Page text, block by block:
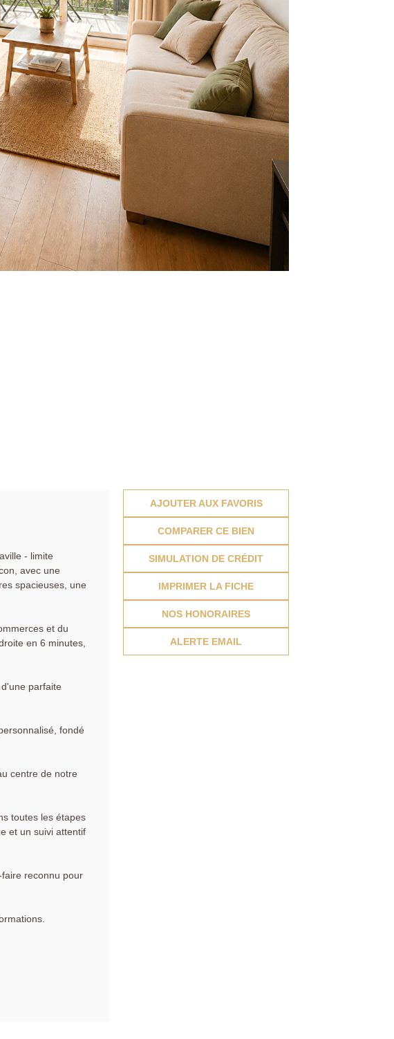
- limite
avec une
spacieuses, une
et du
en 6 minutes,
parfaite
fondé
centre de notre
toutes les étapes
et un suivi attentif
reconnu pour
AJOUTER AUX FAVORIS
COMPARER CE BIEN
SIMULATION DE CRÉDIT
IMPRIMER LA FICHE
NOS HONORAIRES
ALERTE EMAIL